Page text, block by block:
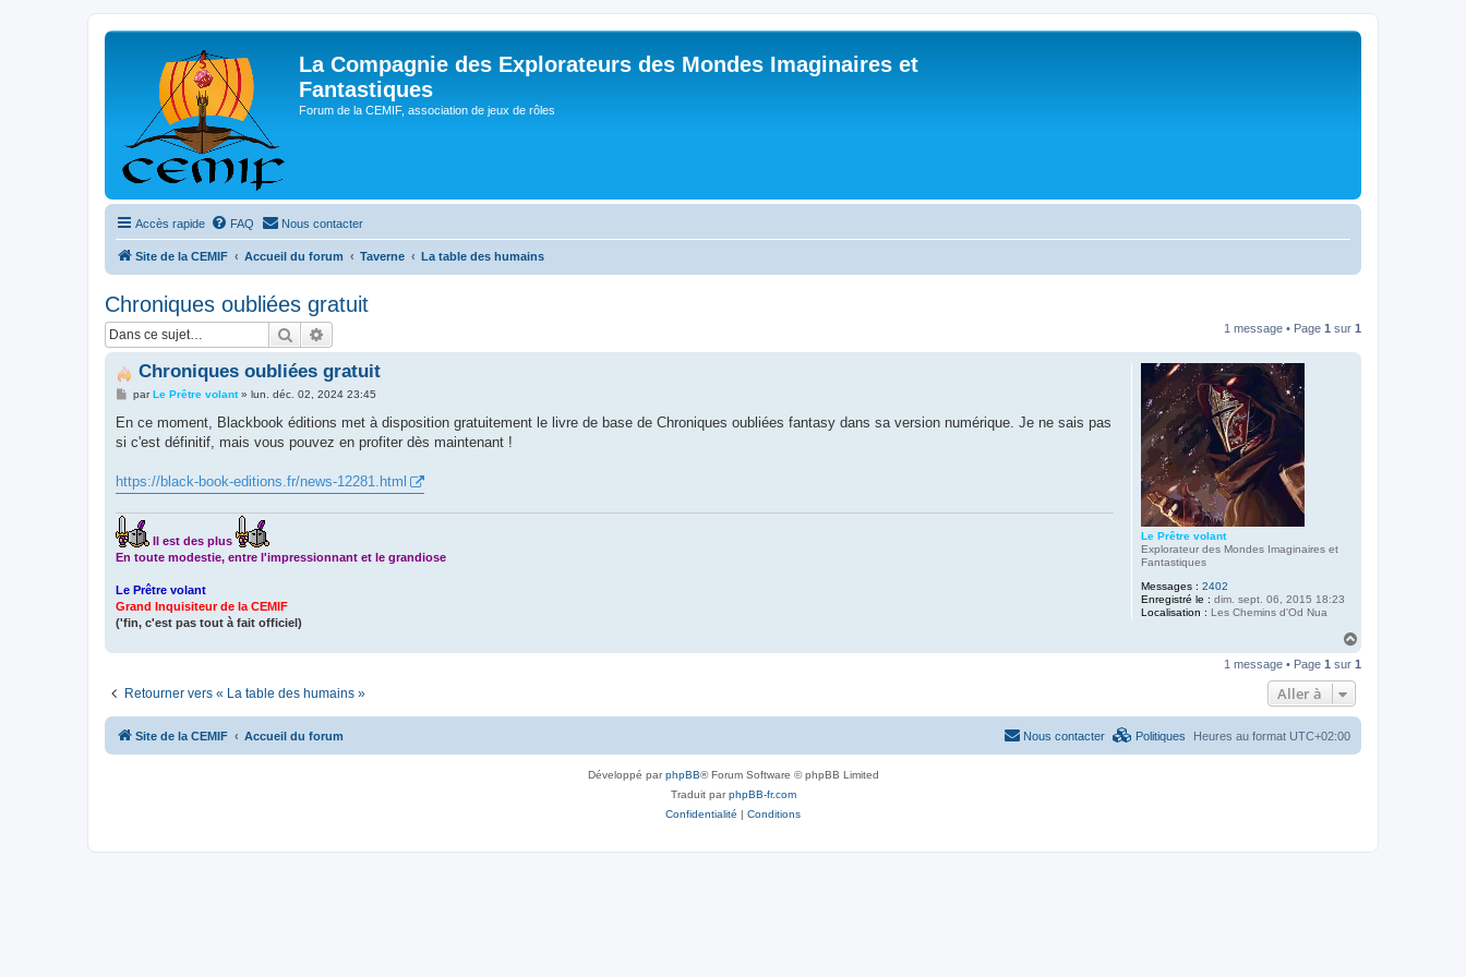
La Compagnie des Explorateurs des Mondes Imaginaires et
Fantastiques
Forum de la CEMIF, association de jeux de rôles
Accès rapide FAQ Nous contacter
Site de la CEMIF Accueil du forum Taverne La table des humains
Chroniques oubliées gratuit
Rechercher 1 message • Page 1 sur 1
Le Prêtre volant
Explorateur des Mondes Imaginaires et
Fantastiques
Messages : 2402
Enregistré le : dim. sept. 06, 2015 18:23
Localisation : Les Chemins d'Od Nua
Chroniques oubliées gratuit
M
s
a
parLe Prêtre volant» lun. déc. 02, 2024 23:45
En ce moment, Blackbook éditions met à disposition gratuitement le livre de base de Chroniques oubliées fantasy dans sa version numérique. Je ne sais pas
si c'est définitif, mais vous pouvez en profiter dès maintenant !
https://black-book-editions.fr/news-12281.html
Il est des plus
En toute modestie, entre l'impressionnant et le grandiose
Le Prêtre volant
Grand Inquisiteur de la CEMIF
('fin, c'est pas tout à fait officiel)
u
1 message • Page 1 sur 1
Retourner vers « La table des humains » Aller à
Site de la CEMIF Accueil du forum Heures au format UTC+02:00
Politiques
Nous contacter
Développé parphpBB® Forum Software © phpBB Limited
Traduit parphpBB-fr.com
Confidentialité | Conditions